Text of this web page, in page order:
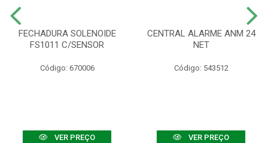
FECHADURA SOLENOIDE
FS1011 C/SENSOR
Código: 670006
VER PREÇO
CENTRAL ALARME ANM 24
NET
Código: 543512
VER PREÇO